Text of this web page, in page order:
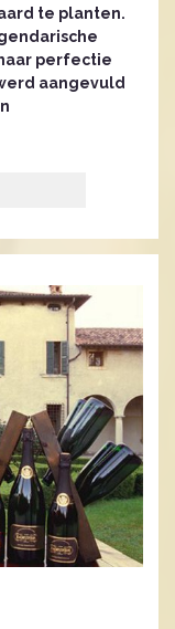
te planten.
perfectie
aangevuld